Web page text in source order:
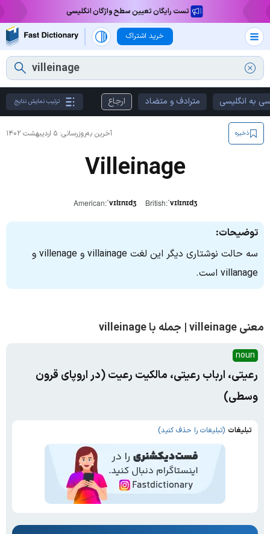
تست رایگان تعیین سطح واژگان انگلیسی
خرید اشتراک
به انگلیسی مترادف و متضاد ارجاع ترتیب نمایش نتایج
آخرین به‌روزرسانی: ۵ اردیبهشت ۱۴۰۲ ذخیره
Villeinage
American:ˈvɪlɪnɪdʒ British:ˈvɪlɪnɪdʒ
توضیحات:
سه حالت نوشتاری دیگر این لغت villainage و villenage و
villanage است.
معنی villeinage | جمله با villeinage
noun
رعیتی، ارباب رعیتی، مالکیت رعیت (در اروپای قرون
وسطی)
تبلیغات (تبلیغات را حذف کنید)